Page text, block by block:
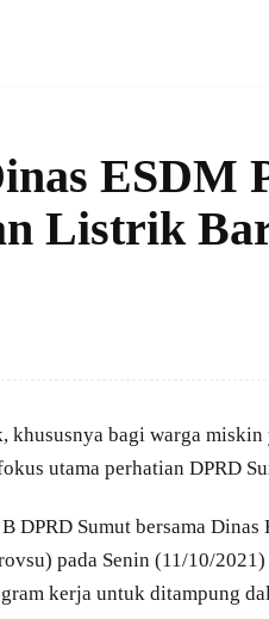
ESDM
Listrik
bagi warga miskin
utama perhatian DPRD
DPRD Sumut bersama Dinas
pada Senin (11/10/
kerja untuk ditampung